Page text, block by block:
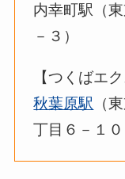
内幸町駅（
－３）
【つくばエ
秋葉原駅
（
丁目６－１０